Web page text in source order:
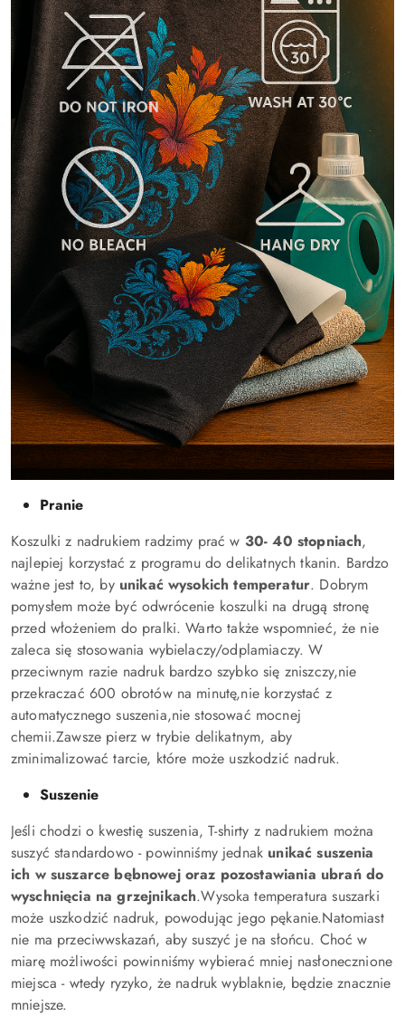
Pranie
Koszulki z nadrukiem radzimy prać w 30- 40 stopniach,
najlepiej korzystać z programu do delikatnych tkanin. Bardzo
ważne jest to, by unikać wysokich temperatur. Dobrym
pomysłem może być odwrócenie koszulki na drugą stronę
przed włożeniem do pralki. Warto także wspomnieć, że nie
zaleca się stosowania wybielaczy/odplamiaczy. W
przeciwnym razie nadruk bardzo szybko się zniszczy,nie
przekraczać 600 obrotów na minutę,nie korzystać z
automatycznego suszenia,nie stosować mocnej
chemii.Zawsze pierz w trybie delikatnym, aby
zminimalizować tarcie, które może uszkodzić nadruk.
Suszenie
Jeśli chodzi o kwestię suszenia, T-shirty z nadrukiem można
suszyć standardowo - powinniśmy jednak unikać suszenia
ich w suszarce bębnowej oraz pozostawiania ubrań do
wyschnięcia na grzejnikach.Wysoka temperatura suszarki
może uszkodzić nadruk, powodując jego pękanie.Natomiast
nie ma przeciwwskazań, aby suszyć je na słońcu. Choć w
miarę możliwości powinniśmy wybierać mniej nasłonecznione
miejsca - wtedy ryzyko, że nadruk wyblaknie, będzie znacznie
mniejsze.